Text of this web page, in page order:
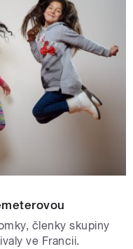
členky skupiny
ve Francii.